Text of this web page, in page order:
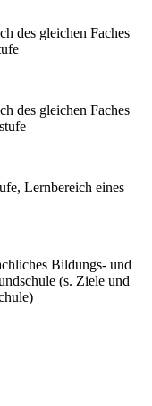
des gleichen Faches
des gleichen Faches
Lernbereich eines
Bildungs- und
(s. Ziele und